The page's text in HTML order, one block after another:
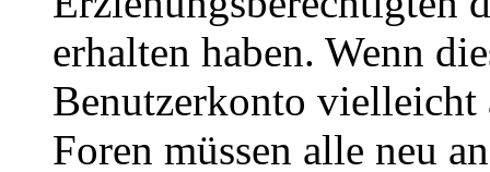
erhalten haben. Wenn
Benutzerkonto
Foren müssen alle neu